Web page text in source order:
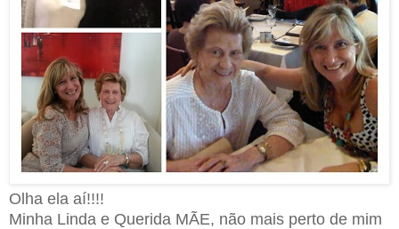
Olha ela aí!!!!
Minha Linda e Querida MÃE, não mais perto de mim